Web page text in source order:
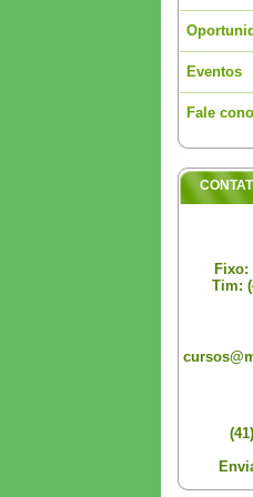
Eventos
Fale
Fixo:
Tim: